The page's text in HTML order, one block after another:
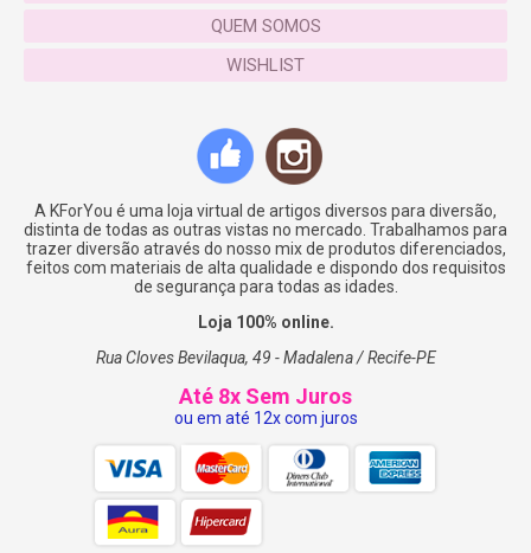
QUEM SOMOS
WISHLIST
A KForYou é uma loja virtual de artigos diversos para diversão,
distinta de todas as outras vistas no mercado. Trabalhamos para
trazer diversão através do nosso mix de produtos diferenciados,
feitos com materiais de alta qualidade e dispondo dos requisitos
de segurança para todas as idades.
Loja 100% online.
Rua Cloves Bevilaqua, 49 - Madalena / Recife-PE
Até 8x Sem Juros
ou em até 12x com juros